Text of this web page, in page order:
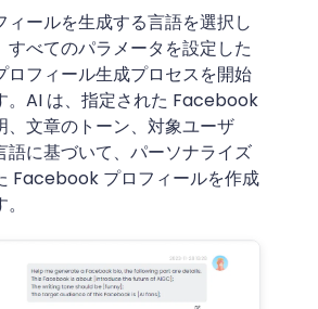
ィールを生成する言語を選択し
すべてのパラメータを設定した
ロフィール生成プロセスを開始
。AI は、指定された Facebook
、文章のトーン、対象ユーザ
語に基づいて、パーソナライズ
Facebook プロフィールを作成